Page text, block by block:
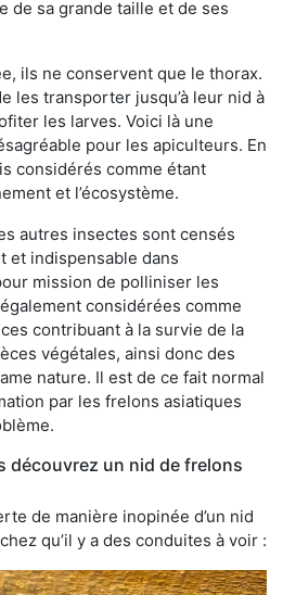
de sa grande taille et de ses
ils ne conservent que le thorax.
les transporter jusqu’à leur nid à
les larves. Voici là une
pour les apiculteurs. En
considérés comme étant
et l’écosystème.
autres insectes sont censés
et indispensable dans
mission de polliniser les
considérées comme
contribuant à la survie de la
végétales, ainsi donc des
nature. Il est de ce fait normal
par les frelons asiatiques
découvrez un nid de frelons
de manière inopinée d’un nid
qu’il y a des conduites à voir :